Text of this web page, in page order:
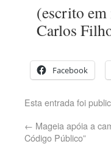
(escrito
Carlos
Facebook
Esta entrada foi
← Mageia apóia a
Código Público”